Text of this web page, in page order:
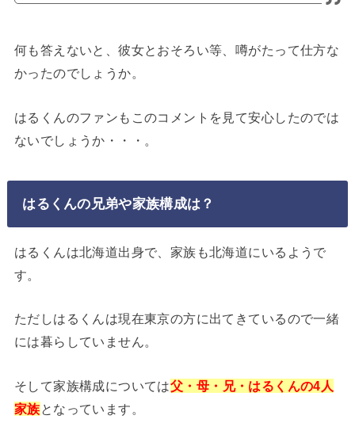
何も答えないと、彼女とおそろい等、噂がたって仕方な
かったのでしょうか。
はるくんのファンもこのコメントを見て安心したのでは
ないでしょうか・・・。
はるくんの兄弟や家族構成は？
はるくんは北海道出身で、家族も北海道にいるようで
す。
ただしはるくんは現在東京の方に出てきているので一緒
には暮らしていません。
そして家族構成については父・母・兄・はるくんの4人
家族 となっています。